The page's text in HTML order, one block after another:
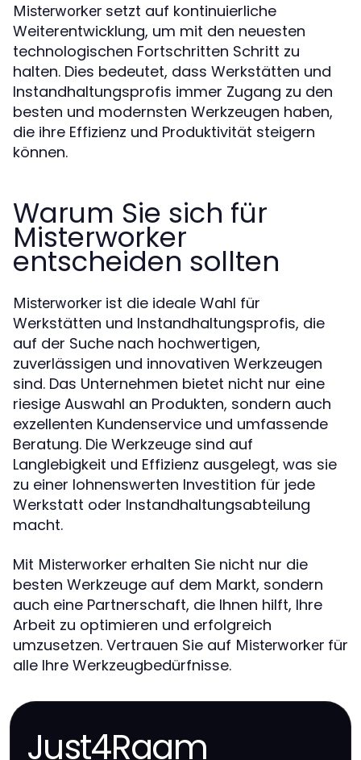
Misterworker setzt auf kontinuierliche
Weiterentwicklung, um mit den neuesten
technologischen Fortschritten Schritt zu
halten. Dies bedeutet, dass Werkstätten und
Instandhaltungsprofis immer Zugang zu den
besten und modernsten Werkzeugen haben,
die ihre Effizienz und Produktivität steigern
können.
Warum Sie sich für
Misterworker
entscheiden sollten
Misterworker ist die ideale Wahl für
Werkstätten und Instandhaltungsprofis, die
auf der Suche nach hochwertigen,
zuverlässigen und innovativen Werkzeugen
sind. Das Unternehmen bietet nicht nur eine
riesige Auswahl an Produkten, sondern auch
exzellenten Kundenservice und umfassende
Beratung. Die Werkzeuge sind auf
Langlebigkeit und Effizienz ausgelegt, was sie
zu einer lohnenswerten Investition für jede
Werkstatt oder Instandhaltungsabteilung
macht.
Mit Misterworker erhalten Sie nicht nur die
besten Werkzeuge auf dem Markt, sondern
auch eine Partnerschaft, die Ihnen hilft, Ihre
Arbeit zu optimieren und erfolgreich
umzusetzen. Vertrauen Sie auf Misterworker für
alle Ihre Werkzeugbedürfnisse.
Just4Raam